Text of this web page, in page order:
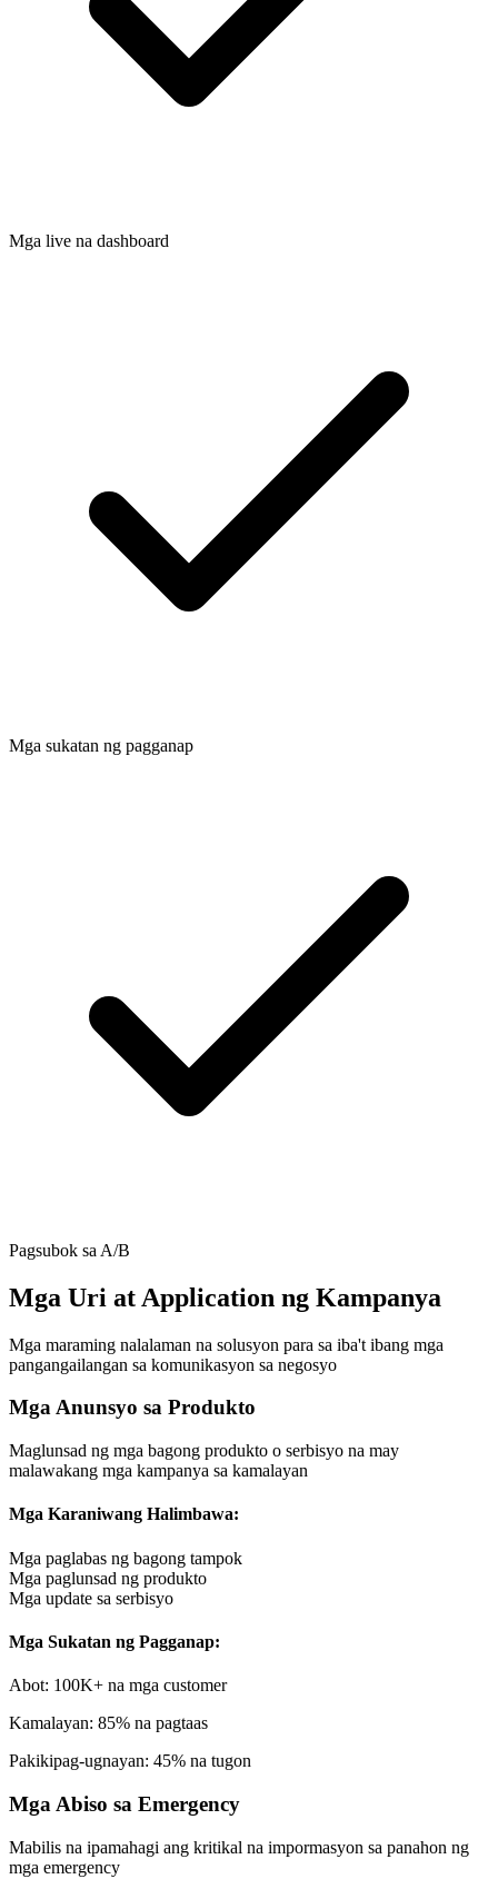
Mga live na dashboard
Mga sukatan ng pagganap
Pagsubok sa A/B
Mga Uri at Application ng Kampanya
Mga maraming nalalaman na solusyon para sa iba't ibang mga
pangangailangan sa komunikasyon sa negosyo
Mga Anunsyo sa Produkto
Maglunsad ng mga bagong produkto o serbisyo na may
malawakang mga kampanya sa kamalayan
Mga Karaniwang Halimbawa:
Mga paglabas ng bagong tampok
Mga paglunsad ng produkto
Mga update sa serbisyo
Mga Sukatan ng Pagganap:
Abot: 100K+ na mga customer
Kamalayan: 85% na pagtaas
Pakikipag-ugnayan: 45% na tugon
Mga Abiso sa Emergency
Mabilis na ipamahagi ang kritikal na impormasyon sa panahon ng
mga emergency